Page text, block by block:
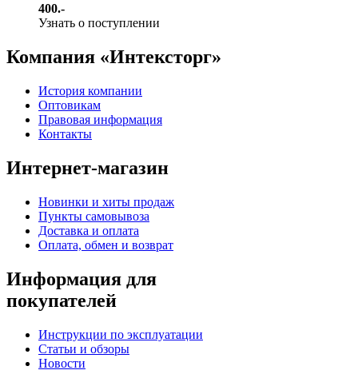
400.-
Узнать о поступлении
Компания «Интексторг»
История компании
Оптовикам
Правовая информация
Контакты
Интернет-магазин
Новинки и хиты продаж
Пункты самовывоза
Доставка и оплата
Оплата, обмен и возврат
Информация для
покупателей
Инструкции по эксплуатации
Статьи и обзоры
Новости